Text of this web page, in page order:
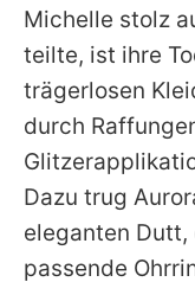
Michelle stolz
teilte, ist ihre
trägerlosen
durch
Dazu trug
eleganten Dutt,
passende